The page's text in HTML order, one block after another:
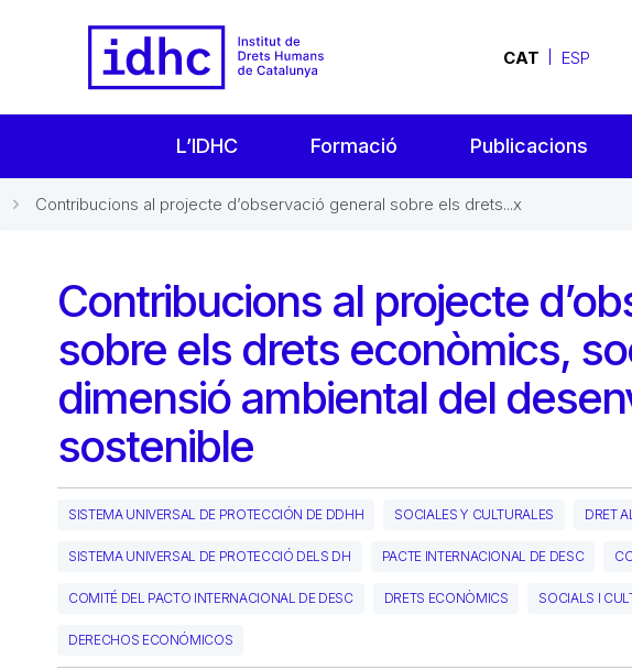
CAT ESP
L’IDHC Formació Publicacions
Contribucions al projecte d’observació general sobre els drets...x
Contribucions al projecte
sobre els drets econòmics,
dimensió ambiental del
sostenible
SISTEMA UNIVERSAL DE PROTECCIÓN DE DDHH SOCIALES Y CULTURALES DRET
SISTEMA UNIVERSAL DE PROTECCIÓ DELS DH PACTE INTERNACIONAL DE DESC
COMITÉ DEL PACTO INTERNACIONAL DE DESC DRETS ECONÒMICS SOCIALS I
DERECHOS ECONÓMICOS